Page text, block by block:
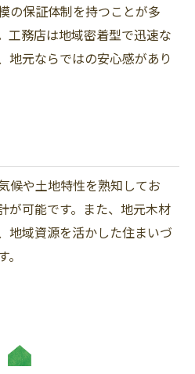
の保証体制を持つことが多
工務店は地域密着型で迅速な
地元ならではの安心感があり
候や土地特性を熟知してお
が可能です。また、地元木材
地域資源を活かした住まいづ